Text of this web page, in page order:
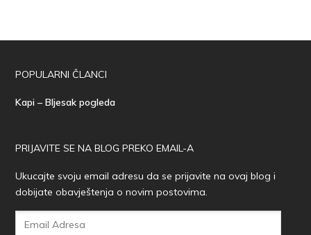
POPULARNI ČLANCI
Kapi – Bljesak pogleda
PRIJAVITE SE NA BLOG PREKO EMAIL-A
Ukucajte svoju email adresu da se prijavite na ovaj blog i
dobijate obavještenja o novim postovima.